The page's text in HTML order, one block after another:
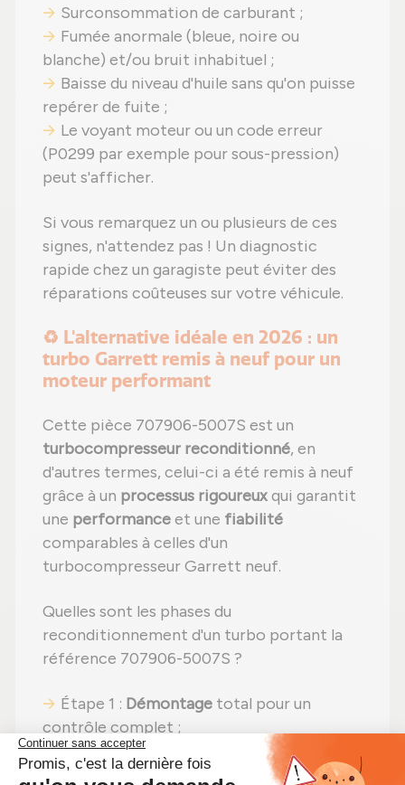
Surconsommation de carburant ;
Fumée anormale (bleue, noire ou
blanche) et/ou bruit inhabituel ;
Baisse du niveau d'huile sans qu'on puisse
repérer de fuite ;
Le voyant moteur ou un code erreur
(P0299 par exemple pour sous-pression)
peut s'afficher.
Si vous remarquez un ou plusieurs de ces
signes, n'attendez pas ! Un diagnostic
rapide chez un garagiste peut éviter des
réparations coûteuses sur votre véhicule.
♻️ L'alternative idéale en 2026 : un
turbo Garrett remis à neuf pour un
moteur performant
Cette pièce 707906-5007S est un
turbocompresseur reconditionné, en
d'autres termes, celui-ci a été remis à neuf
grâce à un processus rigoureuxqui garantit
une performanceet une fiabilité
comparables à celles d'un
turbocompresseur Garrett neuf.
Quelles sont les phases du
reconditionnement d'un turbo portant la
référence 707906-5007S ?
Étape 1 : Démontage total pour un
contrôle complet ;
Étape 2 :Nettoyage minutieux
pour
éliminer toute impureté ;